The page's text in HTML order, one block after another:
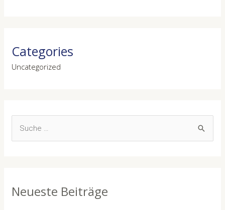
Categories
Uncategorized
Neueste Beiträge